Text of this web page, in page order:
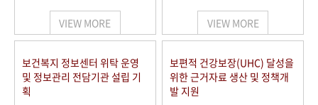
VIEW MORE VIEW MORE
보건복지 정보센터 위탁 운영
및 정보관리 전담기관 설립 기
획
보편적 건강보장(UHC) 달성을
위한 근거자료 생산 및 정책개
발 지원